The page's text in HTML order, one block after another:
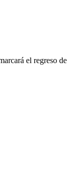
el regreso de